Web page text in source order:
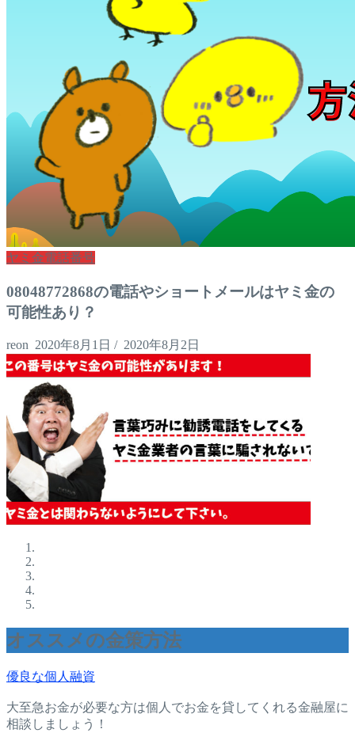
ヤミ金電話番号
08048772868の電話やショートメールはヤミ金の
可能性あり？
reon 2020年8月1日 / 2020年8月2日
オススメの金策方法
優良な個人融資
大至急お金が必要な方は個人でお金を貸してくれる金融屋に
相談しましょう！